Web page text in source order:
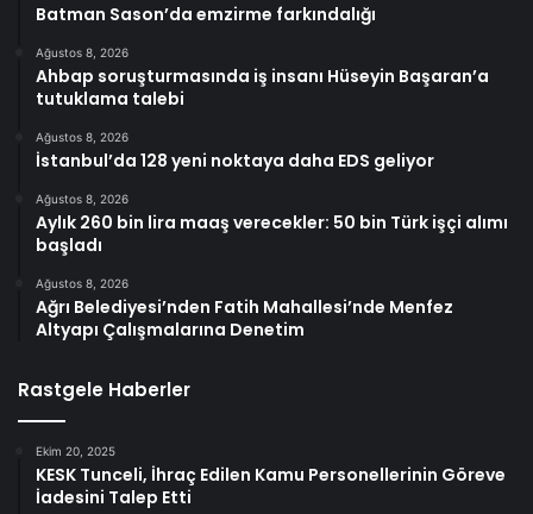
Batman Sason’da emzirme farkındalığı
Ağustos 8, 2026
Ahbap soruşturmasında iş insanı Hüseyin Başaran’a
tutuklama talebi
Ağustos 8, 2026
İstanbul’da 128 yeni noktaya daha EDS geliyor
Ağustos 8, 2026
Aylık 260 bin lira maaş verecekler: 50 bin Türk işçi alımı
başladı
Ağustos 8, 2026
Ağrı Belediyesi’nden Fatih Mahallesi’nde Menfez
Altyapı Çalışmalarına Denetim
Rastgele Haberler
Ekim 20, 2025
KESK Tunceli, İhraç Edilen Kamu Personellerinin Göreve
İadesini Talep Etti